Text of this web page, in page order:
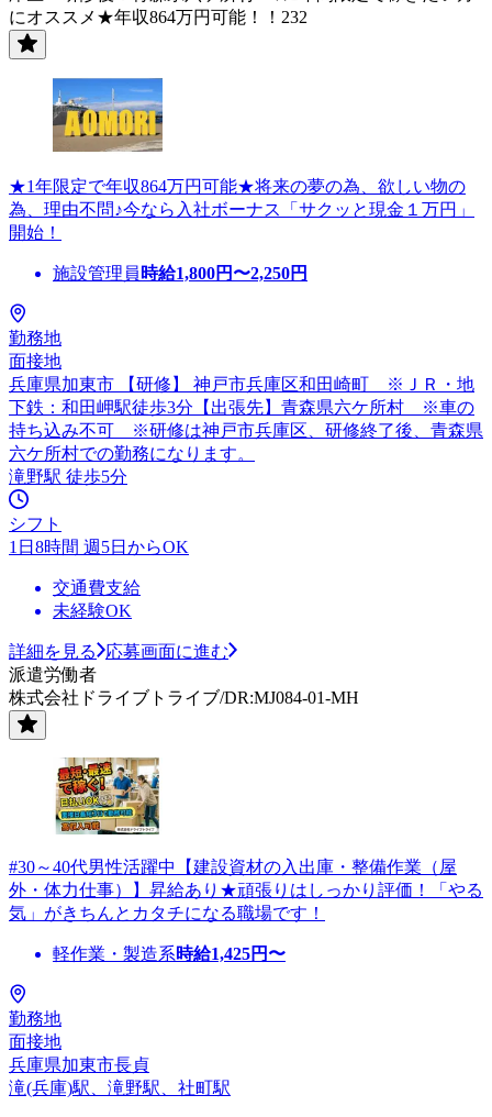
にオススメ★年収864万円可能！！232
★1年限定で年収864万円可能★将来の夢の為、欲しい物の
為、理由不問♪今なら入社ボーナス「サクッと現金１万円」
開始！
施設管理員 時給1,800円〜2,250円
勤務地
面接地
兵庫県加東市 【研修】 神戸市兵庫区和田崎町 ※ＪＲ・地
下鉄：和田岬駅徒歩3分【出張先】青森県六ケ所村 ※車の
持ち込み不可 ※研修は神戸市兵庫区、研修終了後、青森県
六ケ所村での勤務になります。
滝野駅 徒歩5分
シフト
1日8時間 週5日からOK
交通費支給
未経験OK
詳細を見る
応募画面に進む
派遣労働者
株式会社ドライブトライブ/DR:MJ084-01-MH
#30～40代男性活躍中【建設資材の入出庫・整備作業（屋
外・体力仕事）】昇給あり★頑張りはしっかり評価！「やる
気」がきちんとカタチになる職場です！
軽作業・製造系時給1,425円〜
勤務地
面接地
兵庫県加東市長貞
滝(兵庫)駅、滝野駅、社町駅